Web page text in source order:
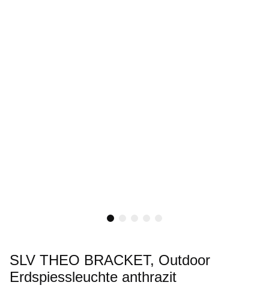
SLV THEO BRACKET, Outdoor
Erdspiessleuchte anthrazit